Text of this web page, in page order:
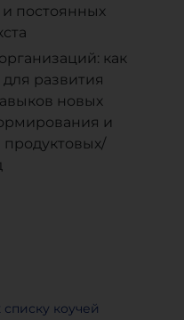
и постоянных
как
развития
новых
и
продуктовых/
списку коучей